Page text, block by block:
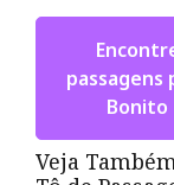
passagens
Bonito
Veja